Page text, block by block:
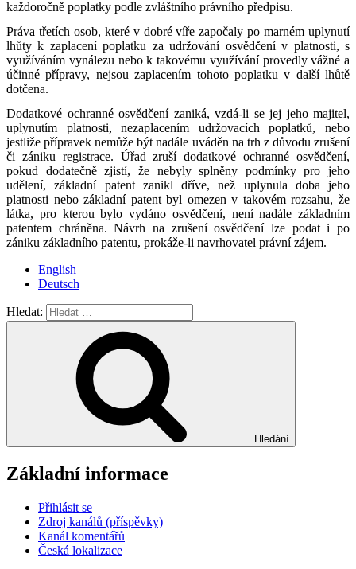
každoročně poplatky podle zvláštního právního předpisu.
Práva třetích osob, které v dobré víře započaly po marném uplynutí
lhůty k zaplacení poplatku za udržování osvědčení v platnosti, s
využíváním vynálezu nebo k takovému využívání provedly vážné a
účinné přípravy, nejsou zaplacením tohoto poplatku v další lhůtě
dotčena.
Dodatkové ochranné osvědčení zaniká, vzdá-li se jej jeho majitel,
uplynutím platnosti, nezaplacením udržovacích poplatků, nebo
jestliže přípravek nemůže být nadále uváděn na trh z důvodu zrušení
či zániku registrace. Úřad zruší dodatkové ochranné osvědčení,
pokud dodatečně zjistí, že nebyly splněny podmínky pro jeho
udělení, základní patent zanikl dříve, než uplynula doba jeho
platnosti nebo základní patent byl omezen v takovém rozsahu, že
látka, pro kterou bylo vydáno osvědčení, není nadále základním
patentem chráněna. Návrh na zrušení osvědčení lze podat i po
zániku základního patentu, prokáže-li navrhovatel právní zájem.
English
Deutsch
Hledat:
Hledání
Základní informace
Přihlásit se
Zdroj kanálů (příspěvky)
Kanál komentářů
Česká lokalizace